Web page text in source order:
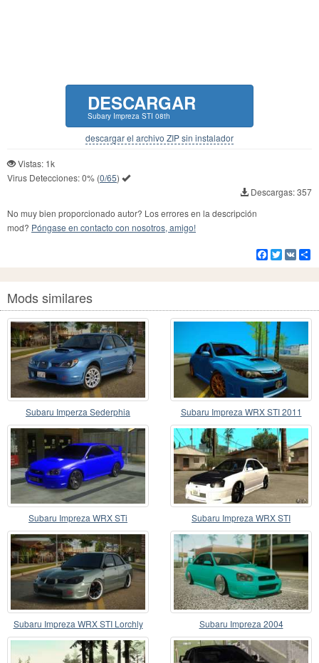
DESCARGAR
Subary Impreza STI 08th
descargar el archivo ZIP sin instalador
Vistas: 1k
Virus Detecciones:0% (0/65)
Descargas: 357
No muy bien proporcionado autor? Los errores en la descripción
mod? Póngase en contacto con nosotros, amigo!
Facebook
Twitter
VK
Mods similares
Subaru Imperza Sederphia Subaru Impreza WRX STI 2011
Subaru Impreza WRX STi Subaru Impreza WRX STI
Subaru Impreza WRX STI Lorchly Subaru Impreza 2004